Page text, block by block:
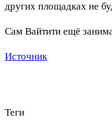
других площадках не
Сам Вайтити ещё
Источник
Теги